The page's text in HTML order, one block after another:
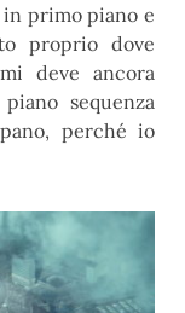
primo piano e
proprio dove
deve ancora
sequenza
perché io